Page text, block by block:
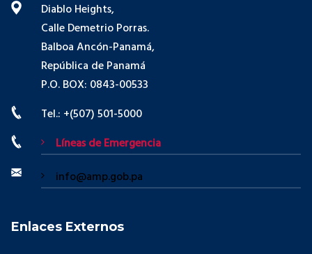
Diablo Heights,
Calle Demetrio Porras.
Balboa Ancón-Panamá,
República de Panamá
P.O. BOX: 0843-00533
Tel.: +(507) 501-5000
Líneas de Emergencia
info@amp.gob.pa
Enlaces Externos